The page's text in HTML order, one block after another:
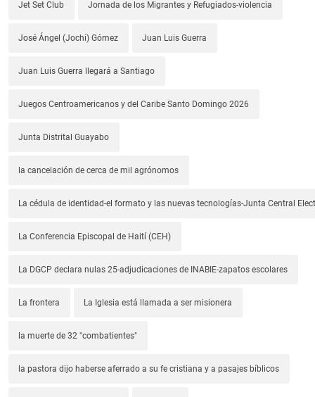
Jet Set Club Jornada de los Migrantes y Refugiados-violencia
José Ángel (Jochi) Gómez Juan Luis Guerra
Juan Luis Guerra llegará a Santiago
Juegos Centroamericanos y del Caribe Santo Domingo 2026
Junta Distrital Guayabo
la cancelación de cerca de mil agrónomos
La cédula de identidad-el formato y las nuevas tecnologías-Junta Central
La Conferencia Episcopal de Haití (CEH)
La DGCP declara nulas 25-adjudicaciones de INABIE-zapatos escolares
La frontera La Iglesia está llamada a ser misionera
la muerte de 32 "combatientes"
la pastora dijo haberse aferrado a su fe cristiana y a pasajes bíblicos